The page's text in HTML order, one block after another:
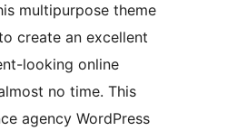
multipurpose theme
create an excellent
looking online
no time. This
agency WordPress